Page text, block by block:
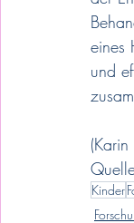
eines
und
Kinder